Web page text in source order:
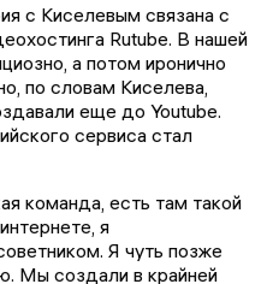
с Киселевым связана с
Rutube. В нашей
а потом иронично
по словам Киселева,
еще до Youtube.
сервиса стал
команда, есть там такой
я
Я чуть позже
Мы создали в крайней